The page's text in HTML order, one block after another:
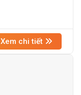
Xem chi tiết